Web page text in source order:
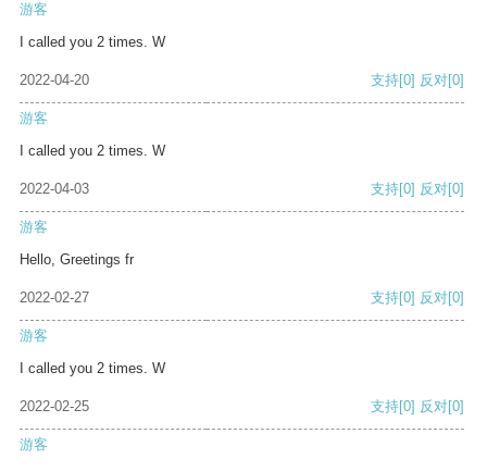
游客
I called you 2 times. W
2022-04-20 支持[0] 反对[0]
游客
I called you 2 times. W
2022-04-03 支持[0] 反对[0]
游客
Hello, Greetings fr
2022-02-27 支持[0] 反对[0]
游客
I called you 2 times. W
2022-02-25 支持[0] 反对[0]
游客